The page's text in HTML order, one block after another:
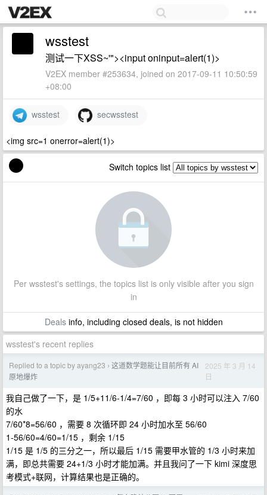
wsstest
测试一下XSS~'"><input oninput=alert(1)>
V2EX member #253634, joined on 2017-09-11 10:50:59
+08:00
wsstest secwsstest
<img src=1 onerror=alert(1)>
Switch topics list
Per wsstest's settings, the topics list is only visible after you sign
in
Dealsinfo, including closed deals, is not hidden
wsstest's recent replies
Replied to a topic by ayang23 › 这道数学题能让目前所有 AI
原地爆炸
2025 年 3 月 14
日
我自己做了一下，是 1/5+11/6-1/4=7/60 ，即每 3 小时可以注入 7/60
的水
7/60*8=56/60 ，需要 8 次循环即 24 小时加水至 56/60
1-56/60=4/60=1/15 ，剩余 1/15
1/15 是 1/5 的三分之一，所以最后 1/15 需要甲水管的 1/3 小时来加
满，即总共需要 24+1/3 小时才能加满。并且我问了一下 kimi 深度思
考模式+联网，计算结果也是正确的。